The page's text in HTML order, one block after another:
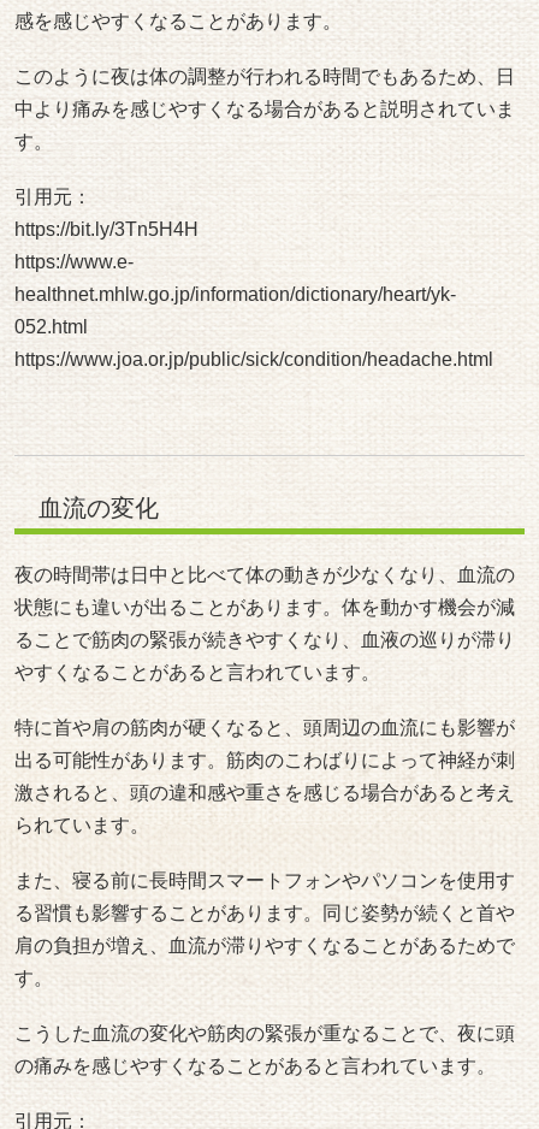
感を感じやすくなることがあります。
このように夜は体の調整が行われる時間でもあるため、日
中より痛みを感じやすくなる場合があると説明されていま
す。
引用元：
https://bit.ly/3Tn5H4H
https://www.e-
healthnet.mhlw.go.jp/information/dictionary/heart/yk-
052.html
https://www.joa.or.jp/public/sick/condition/headache.html
血流の変化
夜の時間帯は日中と比べて体の動きが少なくなり、血流の
状態にも違いが出ることがあります。体を動かす機会が減
ることで筋肉の緊張が続きやすくなり、血液の巡りが滞り
やすくなることがあると言われています。
特に首や肩の筋肉が硬くなると、頭周辺の血流にも影響が
出る可能性があります。筋肉のこわばりによって神経が刺
激されると、頭の違和感や重さを感じる場合があると考え
られています。
また、寝る前に長時間スマートフォンやパソコンを使用す
る習慣も影響することがあります。同じ姿勢が続くと首や
肩の負担が増え、血流が滞りやすくなることがあるためで
す。
こうした血流の変化や筋肉の緊張が重なることで、夜に頭
の痛みを感じやすくなることがあると言われています。
引用元：